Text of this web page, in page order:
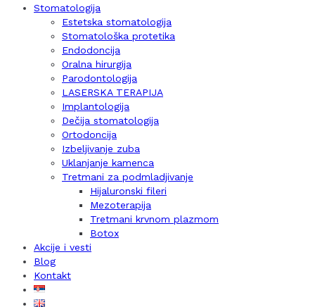
Stomatologija
Estetska stomatologija
Stomatološka protetika
Endodoncija
Oralna hirurgija
Parodontologija
LASERSKA TERAPIJA
Implantologija
Dečija stomatologija
Ortodoncija
Izbeljivanje zuba
Uklanjanje kamenca
Tretmani za podmladjivanje
Hijaluronski fileri
Mezoterapija
Tretmani krvnom plazmom
Botox
Akcije i vesti
Blog
Kontakt